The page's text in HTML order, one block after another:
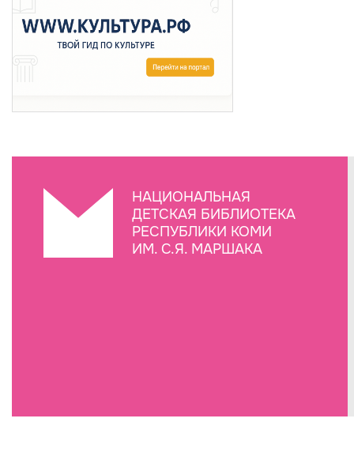
НАЦИОНАЛЬНАЯ
ДЕТСКАЯ БИБЛИОТЕКА
РЕСПУБЛИКИ КОМИ
ИМ. С.Я. МАРШАКА